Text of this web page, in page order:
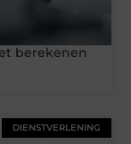
berekenen
DIENSTVERLENING